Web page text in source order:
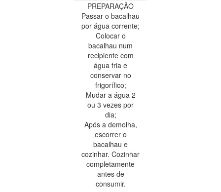
PREPARAÇÃO
Passar o bacalhau
por água corrente;
Colocar o
bacalhau num
recipiente com
água fria e
conservar no
frigorífico;
Mudar a água 2
ou 3 vezes por
dia;
Após a demolha,
escorrer o
bacalhau e
cozinhar. Cozinhar
completamente
antes de
consumir.